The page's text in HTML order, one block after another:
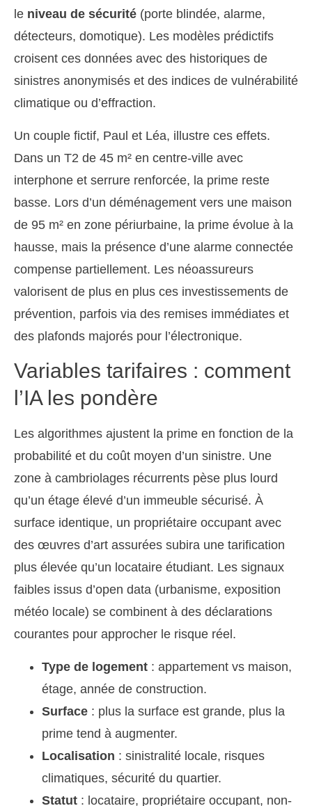
le niveau de sécurité (porte blindée, alarme,
détecteurs, domotique). Les modèles prédictifs
croisent ces données avec des historiques de
sinistres anonymisés et des indices de vulnérabilité
climatique ou d’effraction.
Un couple fictif, Paul et Léa, illustre ces effets.
Dans un T2 de 45 m² en centre-ville avec
interphone et serrure renforcée, la prime reste
basse. Lors d’un déménagement vers une maison
de 95 m² en zone périurbaine, la prime évolue à la
hausse, mais la présence d’une alarme connectée
compense partiellement. Les néoassureurs
valorisent de plus en plus ces investissements de
prévention, parfois via des remises immédiates et
des plafonds majorés pour l’électronique.
Variables tarifaires : comment
l’IA les pondère
Les algorithmes ajustent la prime en fonction de la
probabilité et du coût moyen d’un sinistre. Une
zone à cambriolages récurrents pèse plus lourd
qu’un étage élevé d’un immeuble sécurisé. À
surface identique, un propriétaire occupant avec
des œuvres d’art assurées subira une tarification
plus élevée qu’un locataire étudiant. Les signaux
faibles issus d’open data (urbanisme, exposition
météo locale) se combinent à des déclarations
courantes pour approcher le risque réel.
Type de logement : appartement vs maison,
étage, année de construction.
Surface : plus la surface est grande, plus la
prime tend à augmenter.
Localisation : sinistralité locale, risques
climatiques, sécurité du quartier.
Statut : locataire, propriétaire occupant, non-